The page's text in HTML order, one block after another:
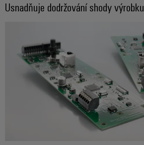
zařízení
konektivity
pro
zařízení
Železnice
Moderní
a
digitální
Štítky
Průmyslové
tiskárny
Průmyslové
osvětlení
Infrastruktura
Usnadňuje dodržování shody výrobku